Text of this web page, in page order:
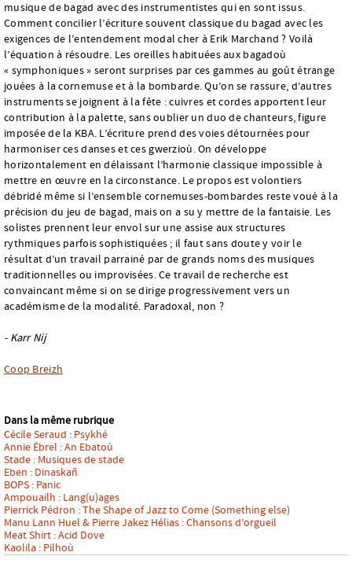
musique de bagad avec des instrumentistes qui en sont issus.
Comment concilier l’écriture souvent classique du bagad avec les
exigences de l’entendement modal cher à Erik Marchand ? Voilà
l’équation à résoudre. Les oreilles habituées aux bagadoù
« symphoniques » seront surprises par ces gammes au goût étrange
jouées à la cornemuse et à la bombarde. Qu’on se rassure, d’autres
instruments se joignent à la fête : cuivres et cordes apportent leur
contribution à la palette, sans oublier un duo de chanteurs, figure
imposée de la KBA. L’écriture prend des voies détournées pour
harmoniser ces danses et ces gwerzioù. On développe
horizontalement en délaissant l’harmonie classique impossible à
mettre en œuvre en la circonstance. Le propos est volontiers
débridé même si l’ensemble cornemuses-bombardes reste voué à la
précision du jeu de bagad, mais on a su y mettre de la fantaisie. Les
solistes prennent leur envol sur une assise aux structures
rythmiques parfois sophistiquées ; il faut sans doute y voir le
résultat d’un travail parrainé par de grands noms des musiques
traditionnelles ou improvisées. Ce travail de recherche est
convaincant même si on se dirige progressivement vers un
académisme de la modalité. Paradoxal, non ?
- Karr Nij
Coop Breizh
Dans la même rubrique
Cécile Seraud : Psykhé
Annie Ébrel : An Ebatoù
Stade : Musiques de stade
Eben : Dinaskañ
BOPS : Panic
Ampouailh : Lang(u)ages
Pierrick Pédron : The Shape of Jazz to Come (Something else)
Manu Lann Huel & Pierre Jakez Hélias : Chansons d’orgueil
Meat Shirt : Acid Dove
Kaolila : Pilhoù